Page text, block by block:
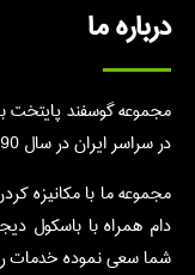
درباره ما
مجموعه گوسفند پایتخت
در سراسر ایران در سال 1390 راه اندازی گردید.
مجموعه ما با مکانیزه
دام همراه با باسکول
شما سعی نموده خدمات